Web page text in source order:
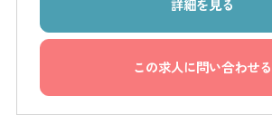
詳細を見る
この求人に問い合わせる